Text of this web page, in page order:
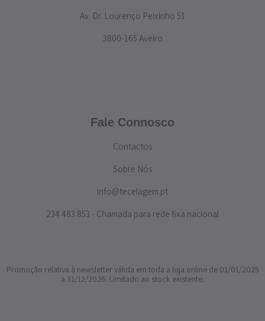
Av. Dr. Lourenço Peixinho 51
3800-165 Aveiro
Fale Connosco
Contactos
Sobre Nós
info@tecelagem.pt
234 483 853 - Chamada para rede fixa nacional
Promoção relativa à newsletter válida em toda a loja online de 01/01/2025
a 31/12/2026. Limitado ao stock existente.